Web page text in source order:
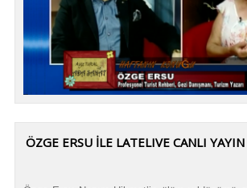
ÖZGE ERSU İLE LATELIVE CANLI